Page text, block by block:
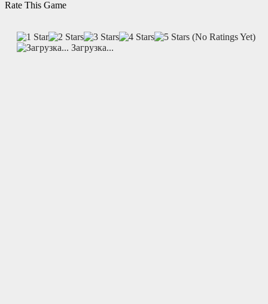
Rate This Game
(No Ratings Yet)
Загрузка...